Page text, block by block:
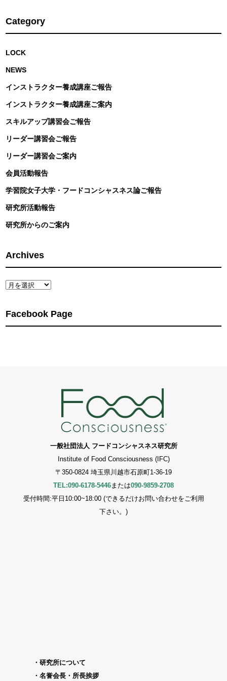
Category
LOCK
NEWS
インストラクター養成講座ご報告
インストラクター養成講座ご案内
スキルアップ講習会ご報告
リーダー講習会ご報告
リーダー講習会ご案内
会員活動報告
学習院女子大学・フードコンシャスネス論ご報告
研究所活動報告
研究所からのご案内
Archives
Archives
Facebook Page
一般社団法人 フードコンシャスネス研究所
Institute of Food Consciousness (IFC)
〒350-0824 埼玉県川越市石原町1-36-19
TEL:090-6178-5446 または090-9859-2708
受付時間:平日10:00~18:00 (できるだけお問い合わせをご利用
下さい。)
研究所について
名誉会長・所長挨拶